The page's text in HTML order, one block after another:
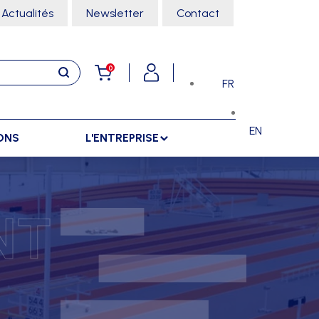
Actualités Newsletter Contact
0
FR
EN
SPORTS SALLE
ARTS MARTIAUX
DANSE
GYMNASTIQUE
EXTÉRIEURES
SÉPARATIONS INTÉRIEURES
L'ENTREPRISE